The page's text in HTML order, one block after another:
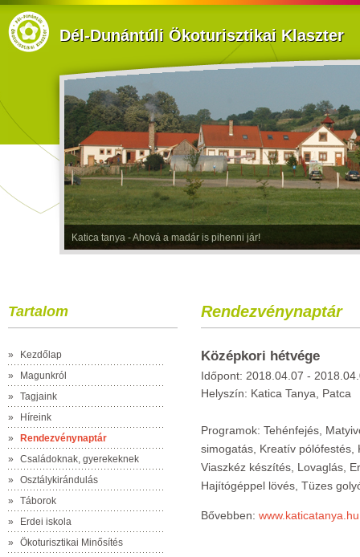
Dél-Dunántúli Ökoturisztikai Klaszter
Katica tanya - Ahová a madár is pihenni jár!
Tartalom
»
Kezdőlap
»
Magunkról
»
Tagjaink
»
Híreink
»
Rendezvénynaptár
»
Családoknak, gyerekeknek
»
Osztálykirándulás
»
Táborok
»
Erdei iskola
»
Ökoturisztikai Minősítés
Rendezvénynaptár
Középkori hétvége
Időpont: 2018.04.07 -
Helyszín: Katica Tanya, Patca
Programok: Tehénfejés,
simogatás, Kreatív pólófestés,
Viaszkéz készítés, Lovaglás,
Hajítógéppel lövés, Tüzes
Bővebben: www.katicatanya.hu